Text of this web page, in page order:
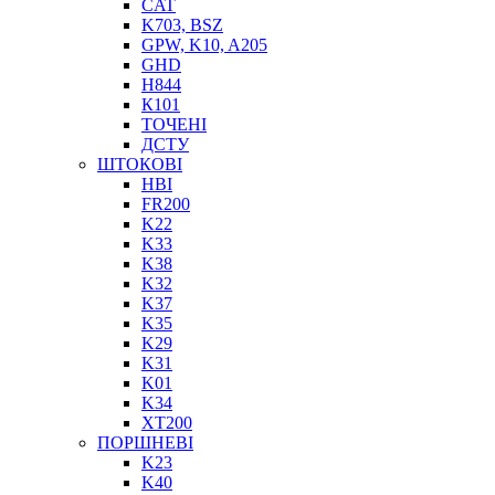
ПНЕВМАТИКА
ФІТИНГИ
ШВИДКОРОЗ`ЄМНІ З`ЄДНАННЯ
CAT
K703, BSZ
GPW, K10, A205
GHD
H844
К101
ТОЧЕНІ
ДСТУ
ШТОКОВІ
HBI
FR200
K22
K33
K38
K32
K37
K35
K29
K31
K01
K34
XT200
ПОРШНЕВІ
K23
K40